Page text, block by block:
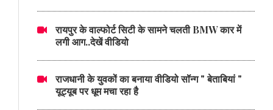
रायपुर के वाल्फोर्ट सिटी के सामने चलती BMW कार में
लगी आग..देखें वीडियो
राजधानी के युवकों का बनाया वीडियो सॉन्ग " बेताबियां "
यूट्यूब पर धूम मचा रहा है